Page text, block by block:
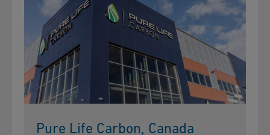
Pure Life Carbon, Canada